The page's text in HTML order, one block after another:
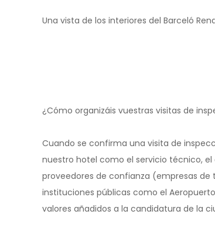
Una vista de los interiores del Barceló
¿Cómo organizáis vuestras visitas de
Cuando se confirma una visita de
nuestro hotel como el servicio técnico,
proveedores de confianza (empresas de
instituciones públicas como el
valores añadidos a la candidatura de la